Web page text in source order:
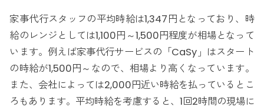
家事代行スタッフの平均時給は1,347円となっており、時
給のレンジとしては1,100円～1,500円程度が相場となって
います。例えば家事代行サービスの「CaSy」はスタート
の時給が1,500円～なので、相場より高くなっています。
また、会社によっては2,000円近い時給を払っているとこ
ろもあります。平均時給を考慮すると、1回2時間の現場に